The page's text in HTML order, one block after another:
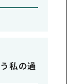
私の過